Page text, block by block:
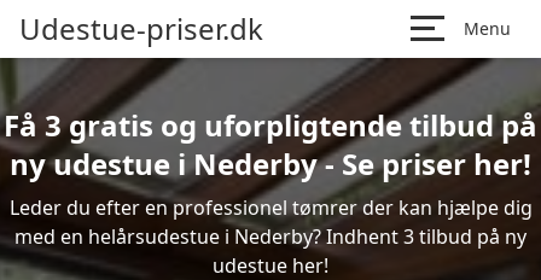
Udestue-priser.dk Menu
Få 3 gratis og uforpligtende tilbud på
ny udestue i Nederby - Se priser her!
Leder du efter en professionel tømrer der kan hjælpe dig
med en helårsudestue i Nederby? Indhent 3 tilbud på ny
udestue her!